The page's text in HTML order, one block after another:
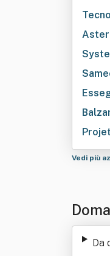
Aster
Vedi più
Da